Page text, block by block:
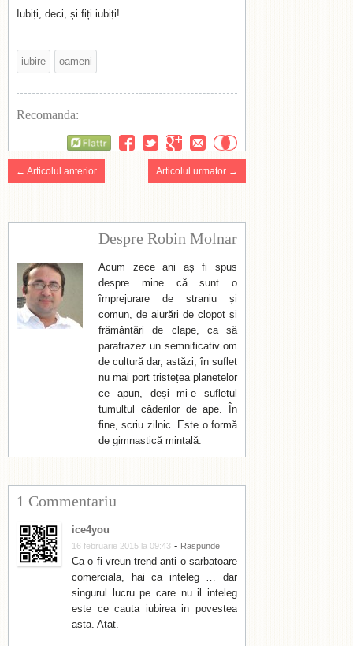
Iubiți, deci, și fiți iubiți!
iubire oameni
Recomanda:
← Articolul anterior Articolul urmator →
Despre Robin Molnar
Acum zece ani aș fi spus
despre mine că sunt o
împrejurare de straniu și
comun, de aiurări de clopot și
frământări de clape, ca să
parafrazez un semnificativ om
de cultură dar, astăzi, în suflet
nu mai port tristețea planetelor
ce apun, deși mi-e sufletul
tumultul căderilor de ape. În
fine, scriu zilnic. Este o formă
de gimnastică mintală.
1 Commentariu
ice4you
16 februarie 2015 la 09:43 - Raspunde
Ca o fi vreun trend anti o sarbatoare
comerciala, hai ca inteleg … dar
singurul lucru pe care nu il inteleg
este ce cauta iubirea in povestea
asta. Atat.